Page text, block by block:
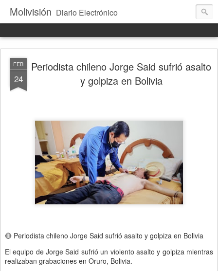
Molivisión Diario Electrónico
FEB
24
Periodista chileno Jorge Said sufrió asalto
y golpiza en Bolivia
🔴 Periodista chileno Jorge Said sufrió asalto y golpiza en Bolivia
El equipo de Jorge Said sufrió un violento asalto y golpiza mientras
realizaban grabaciones en Oruro, Bolivia.